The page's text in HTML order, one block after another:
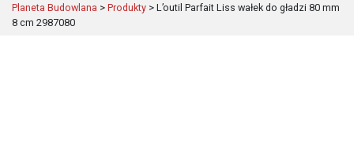
Planeta Budowlana > Produkty > L’outil Parfait Liss wałek do gładzi 80 mm
8 cm 2987080